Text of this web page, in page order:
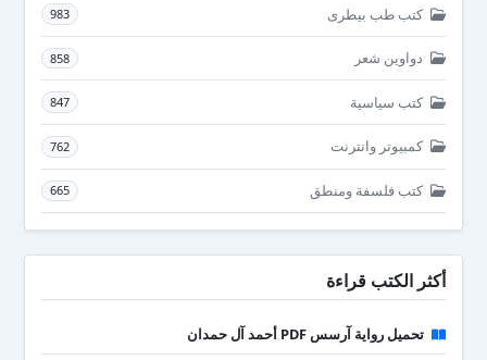
كتب طب بيطرى 983
دواوين شعر 858
كتب سياسية 847
كمبيوتر وانترنت 762
كتب فلسفة ومنطق 665
أكثر الكتب قراءة
تحميل رواية آرسس PDF أحمد آل حمدان